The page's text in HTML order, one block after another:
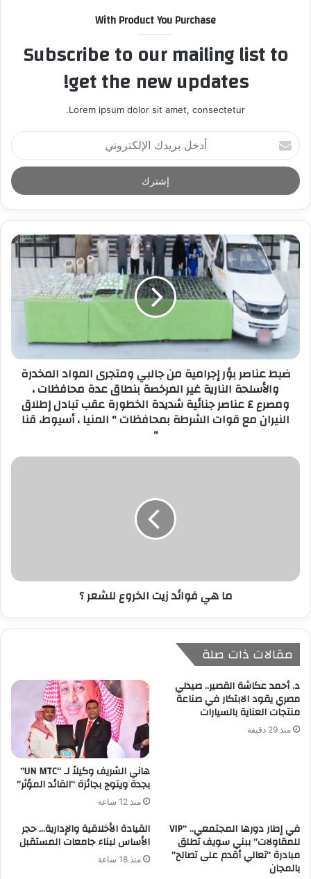
With Product You Purchase
Subscribe to our mailing list to
get the new updates!
Lorem ipsum dolor sit amet, consectetur.
أ
د
خ
ل
ر
د
ك
ا
إ
ك
ر
ضبط عناصر بؤر إجرامية من جالبي ومتجرى المواد المخدرة
والأسلحة النارية غير المرخصة بنطاق عدة محافظات ،
ومصرع ٤ عناصر جنائية شديدة الخطورة عقب تبادل إطلاق
النيران مع قوات الشرطة بمحافظات " المنيا ، أسيوط، قنا
"
ما هي فوائد زيت الخروع للشعر ؟
مقالات ذات صلة
د. أحمد عكاشة القصير.. صيدلي
مصري يقود الابتكار في صناعة
منتجات العناية بالسيارات
منذ 29 دقيقة
هاني الشريف وكيلاً لـ “UN MTC”
بجدة ويتوج بجائزة “القائد المؤثر”
منذ 12 ساعة
في إطار دورها المجتمعي.. “VIP
للمقاولات” ببني سويف تطلق
مبادرة “تعالي أقدم على تصالح”
بالمجان
القيادة الأخلاقية والإدارية… حجر
الأساس لبناء جامعات المستقبل
منذ 18 ساعة